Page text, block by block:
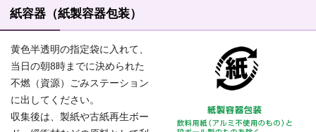
紙容器（紙製容器包装）
黄色半透明の指定袋に入れて、
当日の朝8時までに決められた
不燃（資源）ごみステーション
に出してください。
収集後は、製紙や古紙再生ボー